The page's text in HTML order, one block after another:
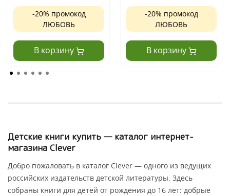
-20% промокод
ЛЮБОВЬ
В корзину
-20% промокод
ЛЮБОВЬ
В корзину
Детские книги купить — каталог интернет-
магазина Clever
Добро пожаловать в каталог Clever — одного из ведущих
российских издательств детской литературы. Здесь
собраны книги для детей от рождения до 16 лет: добрые